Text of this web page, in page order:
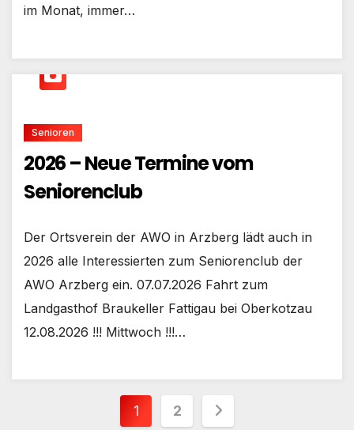
im Monat, immer…
Senioren
2026 – Neue Termine vom
Seniorenclub
Der Ortsverein der AWO in Arzberg lädt auch in
2026 alle Interessierten zum Seniorenclub der
AWO Arzberg ein. 07.07.2026 Fahrt zum
Landgasthof Braukeller Fattigau bei Oberkotzau
12.08.2026 !!! Mittwoch !!!…
1 2